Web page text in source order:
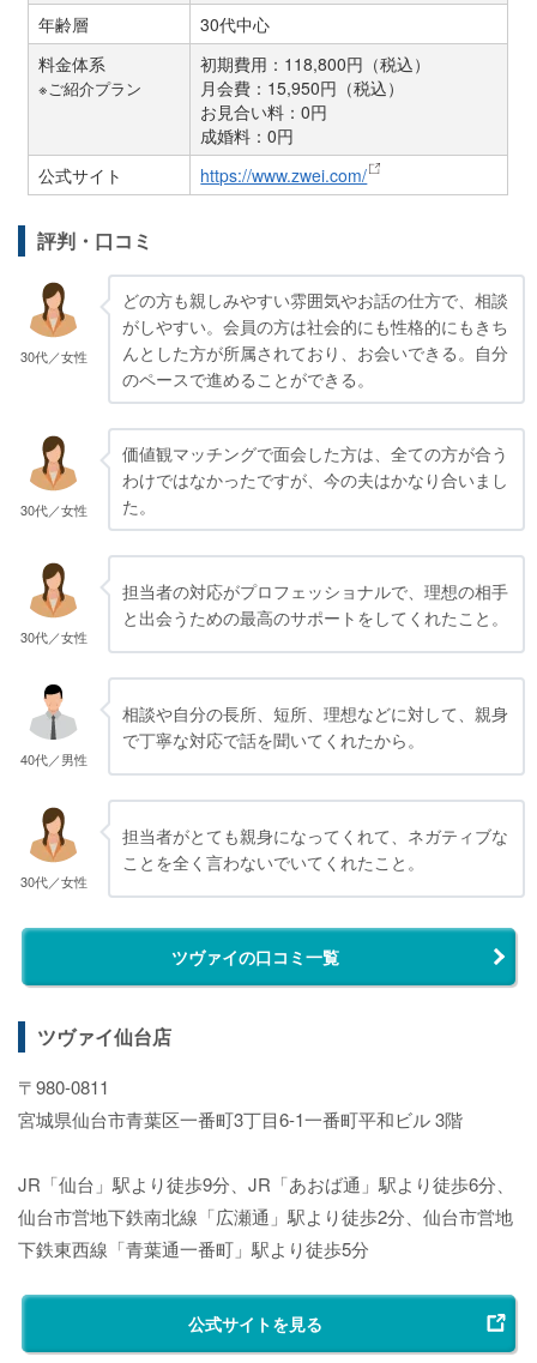
年齢層
30代中心
料金体系
※ご紹介プラン
初期費用：118,800円（税込）
月会費：15,950円（税込）
お見合い料：0円
成婚料：0円
公式サイト
https://www.zwei.com/
評判・口コミ
30代／女性
どの方も親しみやすい雰囲気やお話の仕方で、相談
がしやすい。会員の方は社会的にも性格的にもきち
んとした方が所属されており、お会いできる。自分
のペースで進めることができる。
30代／女性
価値観マッチングで面会した方は、全ての方が合う
わけではなかったですが、今の夫はかなり合いまし
た。
30代／女性
担当者の対応がプロフェッショナルで、理想の相手
と出会うための最高のサポートをしてくれたこと。
40代／男性
相談や自分の長所、短所、理想などに対して、親身
で丁寧な対応で話を聞いてくれたから。
30代／女性
担当者がとても親身になってくれて、ネガティブな
ことを全く言わないでいてくれたこと。
ツヴァイの口コミ一覧
ツヴァイ仙台店
〒980-0811
宮城県仙台市青葉区一番町3丁目6-1一番町平和ビル 3階
JR「仙台」駅より徒歩9分、JR「あおば通」駅より徒歩6分、
仙台市営地下鉄南北線「広瀬通」駅より徒歩2分、仙台市営地
下鉄東西線「青葉通一番町」駅より徒歩5分
公式サイトを見る